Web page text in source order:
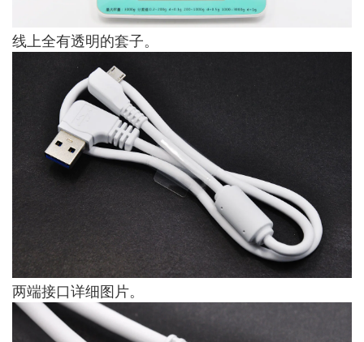
线上全有透明的套子。
两端接口详细图片。